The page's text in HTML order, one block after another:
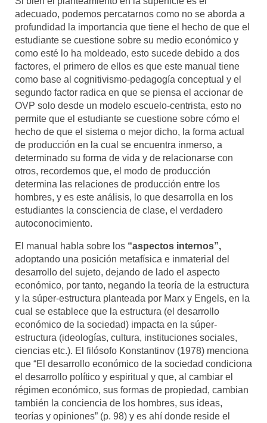
adecuado, podemos percatarnos como no se aborda a
profundidad la importancia que tiene el hecho de que el
estudiante se cuestione sobre su medio económico y
como esté lo ha moldeado, esto sucede debido a dos
factores, el primero de ellos es que este manual tiene
como base al cognitivismo-pedagogía conceptual y el
segundo factor radica en que se piensa el accionar de
OVP solo desde un modelo escuelo-centrista, esto no
permite que el estudiante se cuestione sobre cómo el
hecho de que el sistema o mejor dicho, la forma actual
de producción en la cual se encuentra inmerso, a
determinado su forma de vida y de relacionarse con
otros, recordemos que, el modo de producción
determina las relaciones de producción entre los
hombres, y es este análisis, lo que desarrolla en los
estudiantes la consciencia de clase, el verdadero
autoconocimiento.
El manual habla sobre los “aspectos internos”,
adoptando una posición metafísica e inmaterial del
desarrollo del sujeto, dejando de lado el aspecto
económico, por tanto, negando la teoría de la estructura
y la súper-estructura planteada por Marx y Engels, en la
cual se establece que la estructura (el desarrollo
económico de la sociedad) impacta en la súper-
estructura (ideologías, cultura, instituciones sociales,
ciencias etc.). El filósofo Konstantinov (1978) menciona
que “El desarrollo económico de la sociedad condiciona
el desarrollo político y espiritual y que, al cambiar el
régimen económico, sus formas de propiedad, cambian
también la conciencia de los hombres, sus ideas,
teorías y opiniones” (p. 98) y es ahí donde reside el